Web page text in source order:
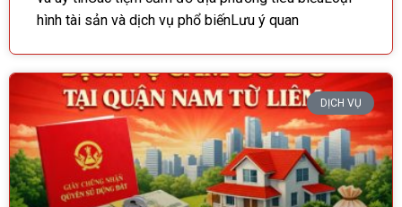
hình tài sản và dịch vụ phổ biếnLưu ý quan
DỊCH VỤ